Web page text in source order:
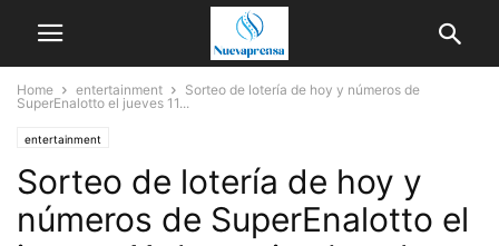
Home entertainment
Sorteo de lotería de hoy y números de
SuperEnalotto el jueves 11...
entertainment
Sorteo de lotería de hoy y
números de SuperEnalotto el